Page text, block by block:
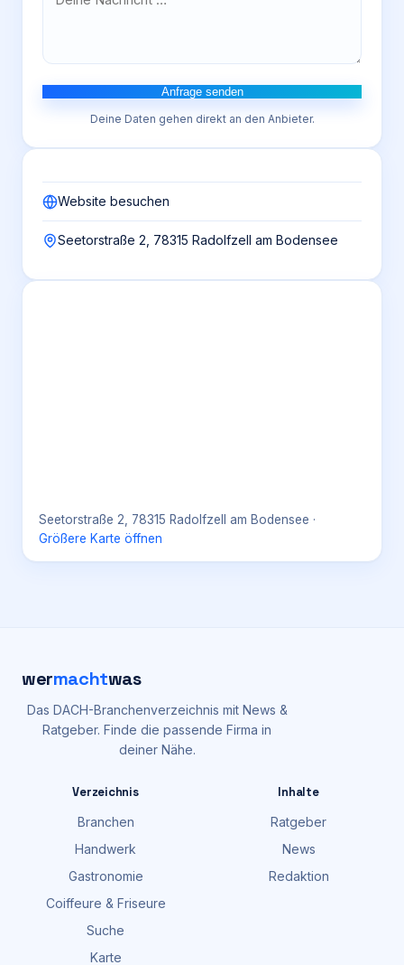
Anfrage senden
Deine Daten gehen direkt an den Anbieter.
Website besuchen
Seetorstraße 2, 78315 Radolfzell am Bodensee
Seetorstraße 2, 78315 Radolfzell am Bodensee ·
Größere Karte öffnen
wermachtwas
Das DACH-Branchenverzeichnis mit News &
Ratgeber. Finde die passende Firma in
deiner Nähe.
Verzeichnis
Branchen
Handwerk
Gastronomie
Coiffeure & Friseure
Suche
Karte
Inhalte
Ratgeber
News
Redaktion